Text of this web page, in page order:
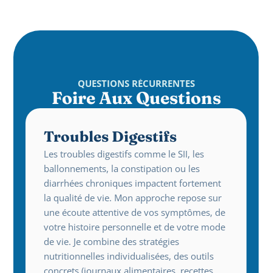
QUESTIONS RÉCURRENTES
Foire Aux Questions
Troubles Digestifs
Les troubles digestifs comme le SII, les
ballonnements, la constipation ou les
diarrhées chroniques impactent fortement
la qualité de vie. Mon approche repose sur
une écoute attentive de vos symptômes, de
votre histoire personnelle et de votre mode
de vie. Je combine des stratégies
nutritionnelles individualisées, des outils
concrets (journaux alimentaires, recettes,